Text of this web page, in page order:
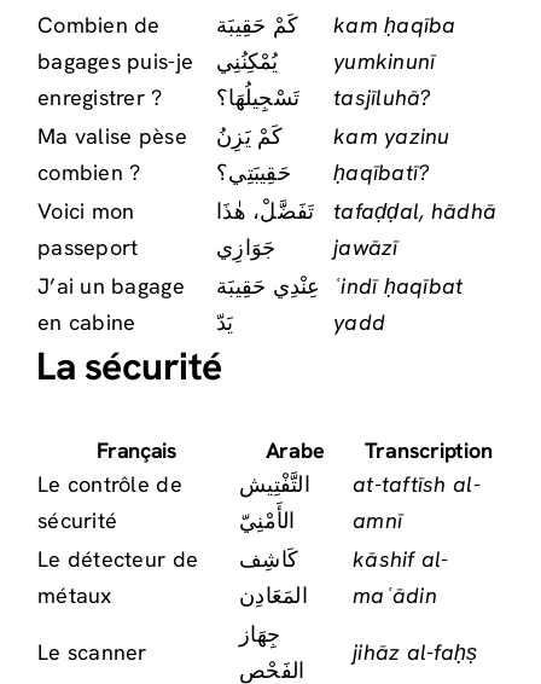
Combien de
bagages puis-je
enregistrer ?
كَمْ حَقِيبَة
يُمْكِنُنِي
تَسْجِيلُهَا؟
kam ḥaqība
yumkinunī
tasjīluhā?
Ma valise pèse
combien ?
كَمْ يَزِنُ
حَقِيبَتِي؟
kam yazinu
ḥaqībatī?
Voici mon
passeport
تَفَضَّلْ، هٰذَا
جَوَازِي
tafaḍḍal, hādhā
jawāzī
J’ai un bagage
en cabine
عِنْدِي حَقِيبَة
يَدّ
ʿindī ḥaqībat
yadd
La sécurité
Français Arabe
Transcription
Le contrôle de
sécurité
التَّفْتِيش
الأَمْنِيّ
at-taftīsh al-
amnī
Le détecteur de
métaux
كَاشِف
المَعَادِن
kāshif al-
maʿādin
Le scanner
جِهَاز
الفَحْص
jihāz al-faḥṣ